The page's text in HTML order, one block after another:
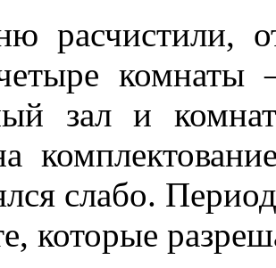
расчистили,
комнаты
зал и
слабо.
которые